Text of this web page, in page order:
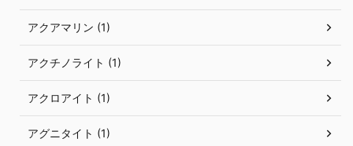
アクアマリン (1)
アクチノライト (1)
アクロアイト (1)
アグニタイト (1)